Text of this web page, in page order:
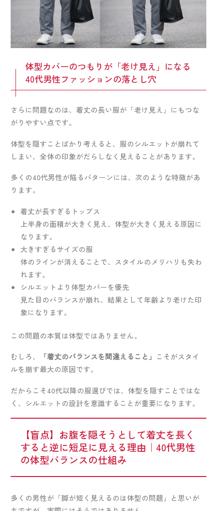
体型カバーのつもりが「老け見え」になる
40代男性ファッションの落とし穴
さらに問題なのは、着丈の長い服が「老け見え」にもつな
がりやすい点です。
体型を隠すことばかり考えると、服のシルエットが崩れて
しまい、全体の印象がだらしなく見えることがあります。
多くの40代男性が陥るパターンには、次のような特徴があ
ります。
着丈が長すぎるトップス
上半身の面積が大きく見え、体型が大きく見える原因に
なります。
大きすぎるサイズの服
体のラインが消えることで、スタイルのメリハリも失わ
れます。
シルエットより体型カバーを優先
見た目のバランスが崩れ、結果として年齢より老けた印
象になります。
この問題の本質は体型ではありません。
むしろ、 「着丈のバランスを間違えること」 こそがスタイ
ルを崩す最大の原因です。
だからこそ40代以降の服選びでは、体型を隠すことではな
く、シルエットの設計を意識することが重要になります。
【盲点】お腹を隠そうとして着丈を長く
すると逆に短足に見える理由｜40代男性
の体型バランスの仕組み
多くの男性が「脚が短く見えるのは体型の問題」と思いが